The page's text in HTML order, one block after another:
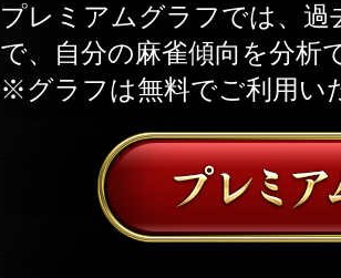
プレミアムグラフでは、
で、自分の麻雀傾向を分析
※グラフは無料でご利用い